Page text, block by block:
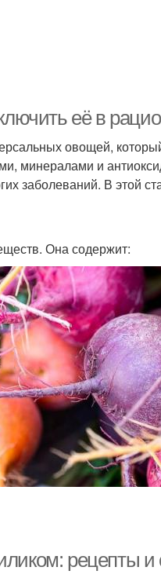
её в
овощей,
минералами и
заболеваний. В этой
Она содержит:
рецепты и